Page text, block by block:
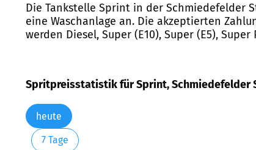
Die Tankstelle Sprint in der Schmiedefelder
eine Waschanlage an. Die akzeptierten
werden Diesel, Super (E10), Super (E5),
Spritpreisstatistik für Sprint, Schmiedefelder
heute
7 Tage